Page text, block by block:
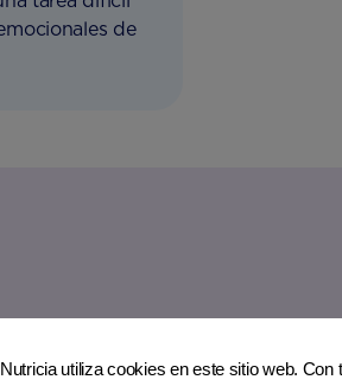
de
Nutricia utiliza cookies en este sitio web.